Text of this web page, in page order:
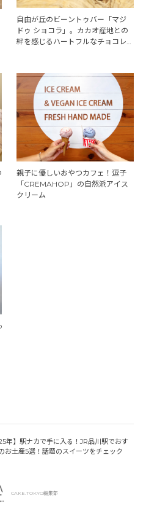
自由が丘のビーントゥバー「マジ
ドゥ ショコラ」。カカオ産地との
絆を感じるハートフルなチョコレー
親子に優しいおやつカフェ！逗子
「CREMAHOP」の自然派アイス
クリーム
年】駅ナカで手に入る！JR品川駅でおす
お土産5選！話題のスイーツをチェック
CAKE.TOKYO編集部